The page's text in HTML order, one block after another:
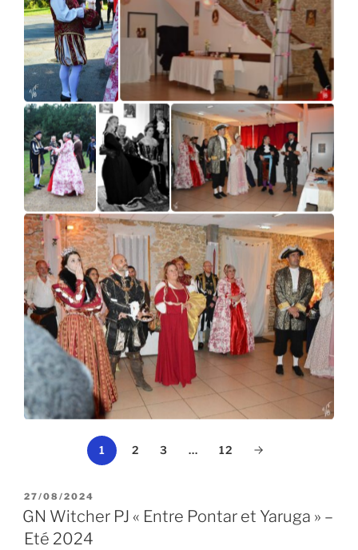
1 2 3 … 12
PUBLIÉ
LE
27/08/2024
GN Witcher PJ « Entre Pontar et Yaruga » –
Eté 2024